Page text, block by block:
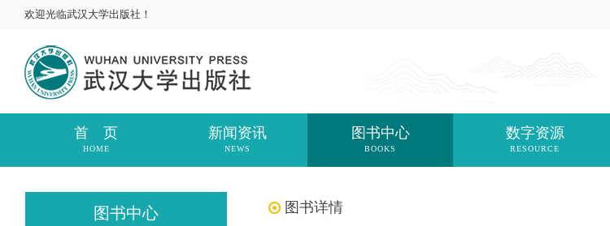
欢迎光临武汉大学出版社！
首 页
HOME
新闻资讯
NEWS
图书中心
BOOKS
数字资源
RESOURCE
图书中心 图书详情